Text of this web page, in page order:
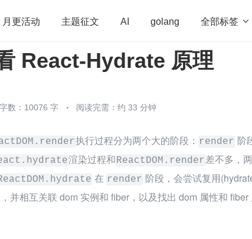
月更活动 主题征文 AI golang 全部标签 
算法 学习方法 Web3.0
React-Hydrate 原理
数：10076 字 阅读完需：约 33 分钟
执行过程分为两个大的阶段： render 阶
渲染过程和ReactDOM.render 差不多，
在 render 阶段，会尝试复用
并相互关联 dom 实例和 fiber，以及找出 dom 属性和 fiber